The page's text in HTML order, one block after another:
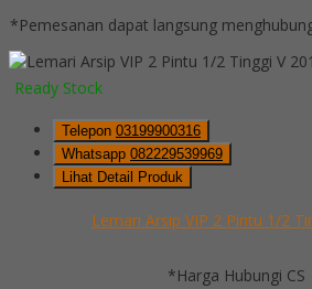
*Pemesanan dapat langsung
Ready Stock
Telepon 03199900316
Whatsapp 082229539969
Lihat Detail Produk
Lemari Arsip VIP 2 Pintu 1/2
*Harga Hubungi CS